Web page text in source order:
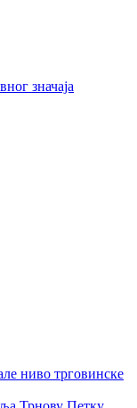
значаја
ниво трговинске